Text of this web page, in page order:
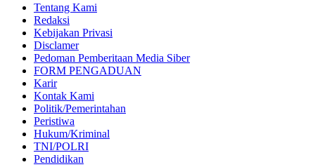
Tentang Kami
Redaksi
Kebijakan Privasi
Disclamer
Pedoman Pemberitaan Media Siber
FORM PENGADUAN
Karir
Kontak Kami
Politik/Pemerintahan
Peristiwa
Hukum/Kriminal
TNI/POLRI
Pendidikan